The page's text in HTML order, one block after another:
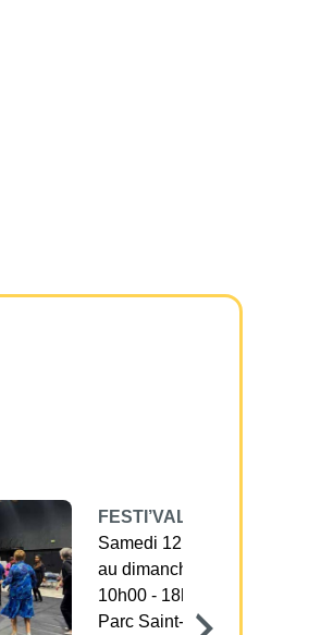
FESTI’VALLÉE
Samedi 12 Septembre
au dimanche 13 septembre
10h00 - 18h30
Parc Saint-Nicolas, avenue